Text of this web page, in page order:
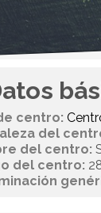
centro:
del
del centro:
del centro: